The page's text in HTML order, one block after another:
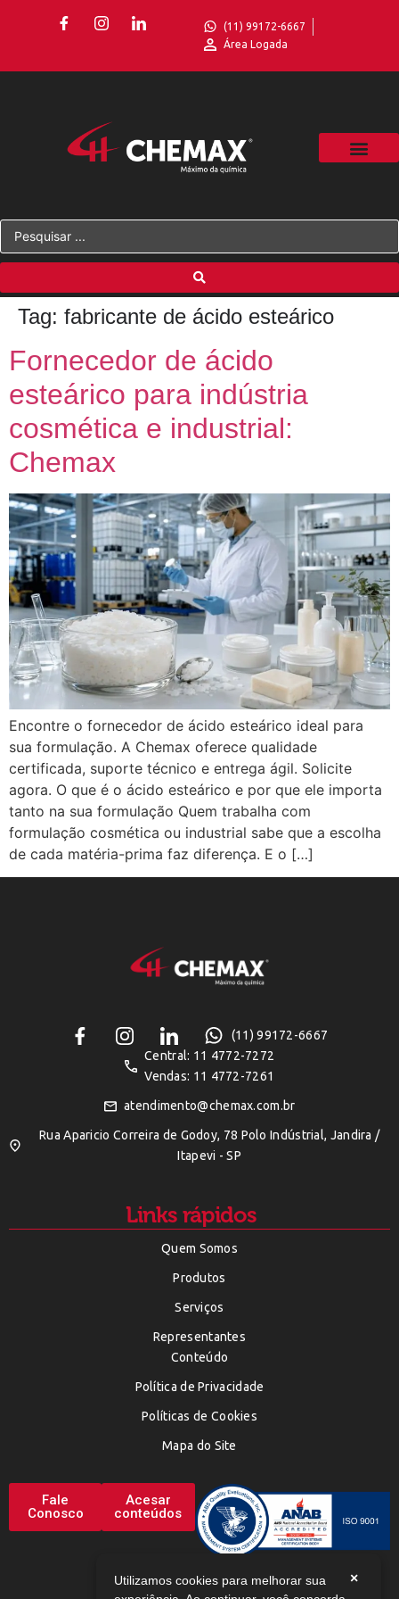
(11) 99172-6667
Área Logada
Tag: fabricante de ácido esteárico
Fornecedor de ácido
esteárico para indústria
cosmética e industrial:
Chemax
Encontre o fornecedor de ácido esteárico ideal para
sua formulação. A Chemax oferece qualidade
certificada, suporte técnico e entrega ágil. Solicite
agora. O que é o ácido esteárico e por que ele importa
tanto na sua formulação Quem trabalha com
formulação cosmética ou industrial sabe que a escolha
de cada matéria-prima faz diferença. E o […]
(11) 99172-6667
Central: 11 4772-7272
Vendas: 11 4772-7261
atendimento@chemax.com.br
Rua Aparicio Correira de Godoy, 78 Polo Indústrial, Jandira /
Itapevi - SP
Links rápidos
Quem Somos
Produtos
Serviços
Representantes
Conteúdo
Política de Privacidade
Políticas de Cookies
Mapa do Site
Fale
Conosco
Acesar
conteúdos
×
Utilizamos cookies para melhorar sua